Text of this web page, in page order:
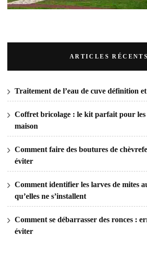
ARTICLES RÉCENTS
Traitement de l’eau de cuve définition
Coffret bricolage : le kit parfait pour
maison
Comment faire des boutures de
éviter
Comment identifier les larves de mites
qu’elles ne s’installent
Comment se débarrasser des ronces :
éviter